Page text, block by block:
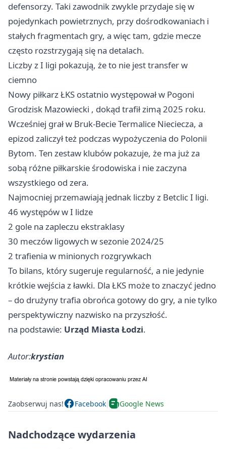
defensorzy. Taki zawodnik zwykle przydaje się w
pojedynkach powietrznych, przy dośrodkowaniach i
stałych fragmentach gry, a więc tam, gdzie mecze
często rozstrzygają się na detalach.
Liczby z I ligi pokazują, że to nie jest transfer w
ciemno
Nowy piłkarz ŁKS ostatnio występował w Pogoni
Grodzisk Mazowiecki , dokąd trafił zimą 2025 roku.
Wcześniej grał w Bruk-Becie Termalice Nieciecza, a
epizod zaliczył też podczas wypożyczenia do Polonii
Bytom. Ten zestaw klubów pokazuje, że ma już za
sobą różne piłkarskie środowiska i nie zaczyna
wszystkiego od zera.
Najmocniej przemawiają jednak liczby z Betclic I ligi.
46 występów w I lidze
2 gole na zapleczu ekstraklasy
30 meczów ligowych w sezonie 2024/25
2 trafienia w minionych rozgrywkach
To bilans, który sugeruje regularność, a nie jedynie
krótkie wejścia z ławki. Dla ŁKS może to znaczyć jedno
– do drużyny trafia obrońca gotowy do gry, a nie tylko
perspektywiczny nazwisko na przyszłość.
na podstawie: Urząd Miasta Łodzi.
Autor:krystian
Zaobserwuj nas! Facebook Google News
Nadchodzące wydarzenia